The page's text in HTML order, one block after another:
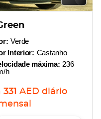
Verde
Interior: Castanho
máxima: 236
h
331 AED diário